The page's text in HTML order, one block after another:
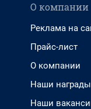
О компании
Реклама на
Прайс-лист
О компании
Наши награды
Наши